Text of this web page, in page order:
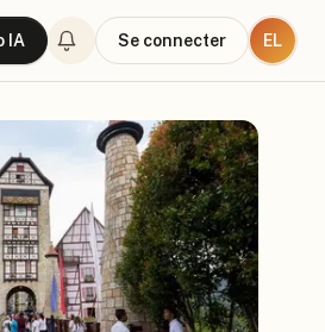
IA Se connecter EL